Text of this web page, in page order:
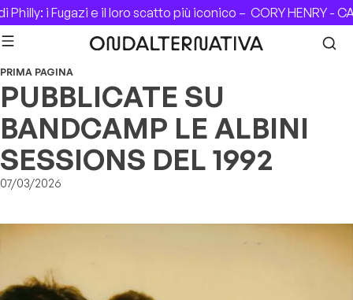
Skip to content
i Fugazi e il loro scatto più iconico –CORY HENRY -
PRIMA PAGINA
PUBBLICATE SU
BANDCAMP LE ALBINI
SESSIONS DEL 1992
07/03/2026